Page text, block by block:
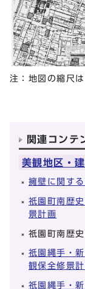
注：地図の縮尺
関連コンテ
美観地区・
擁壁に関す
祇園町南歴
景計画
祇園町南歴
祇園縄手・
観保全修景
祇園縄手・